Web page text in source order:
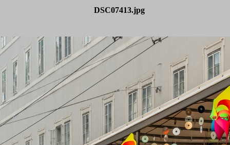
DSC07413.jpg